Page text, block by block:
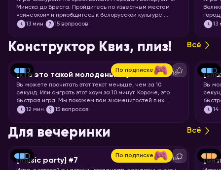
Минска до Бреста. Пройдитесь по известным местам
«синеокой» и приобщитесь к белорусской культуре.
Скорее запускайте хоум!
13 мин. 15 вопросов 13
Конструктор Квиз, плиз! Всё
По подписке
[кто это такой молоденький] #5 16+
Вы можете прочитать этот текст меньше, чем за 10
секунд. Или сыграть этот хоум за 10 минут. Короче, это
быстрая игра. Мы покажем вам знаменитостей в их
раннем возрасте, а ваша задача – узнать их.
12 мин. 15 вопросов
Вы
14
Для вечеринки Всё
По подписке
[music party] #7 16+